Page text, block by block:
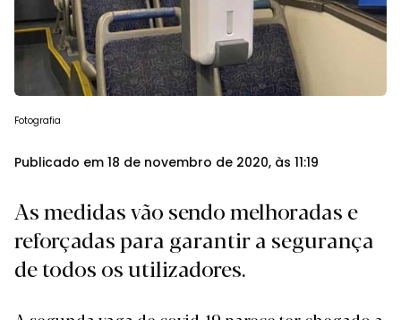
Fotografia
Publicado em 18 de novembro de 2020, às 11:19
As medidas vão sendo melhoradas e
reforçadas para garantir a segurança
de todos os utilizadores.